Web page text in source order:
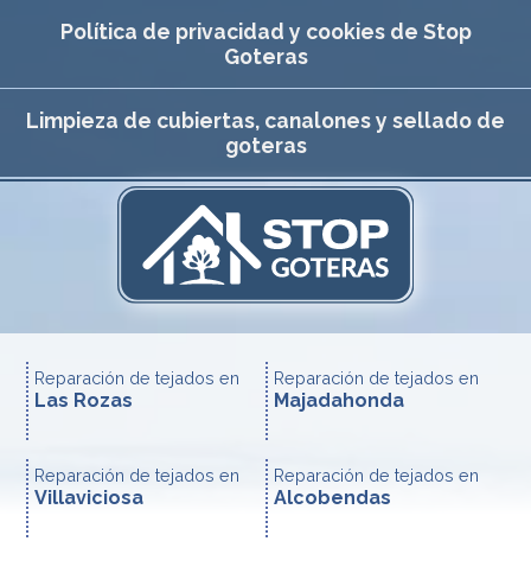
Política de privacidad y cookies de Stop
Goteras
Limpieza de cubiertas, canalones y sellado de
goteras
Reparación de tejados en
Las Rozas
Reparación de tejados en
Majadahonda
Reparación de tejados en
Villaviciosa
Reparación de tejados en
Alcobendas